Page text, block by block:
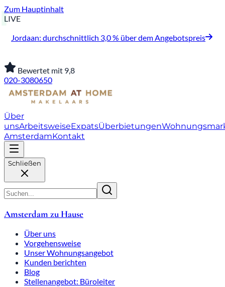
Zum Hauptinhalt
LIVE
Jordaan: durchschnittlich 3,0 % über dem Angebotspreis
Bewertet mit 9,8
020-3080650
Über
unsArbeitsweiseExpatsÜberbietungen
AmsterdamKontakt
Schließen
Amsterdam zu Hause
Über uns
Vorgehensweise
Unser Wohnungsangebot
Kunden berichten
Blog
Stellenangebot: Büroleiter